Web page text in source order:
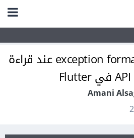
مشكلة exception format عند قراءة